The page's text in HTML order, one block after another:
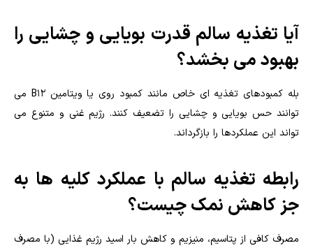
آیا تغذیه سالم قدرت بویایی و چشایی را
بهبود می بخشد؟
بله کمبودهای تغذیه ای خاص مانند کمبود روی یا ویتامین B12 می
توانند حس بویایی و چشایی را تضعیف کنند. رژیم غنی و متنوع می
تواند این عملکردها را بازگرداند.
رابطه تغذیه سالم با عملکرد کلیه ها به
جز کاهش نمک چیست؟
مصرف کافی از پتاسیم، منیزیم و کاهش بار اسید رژیم غذایی (با مصرف